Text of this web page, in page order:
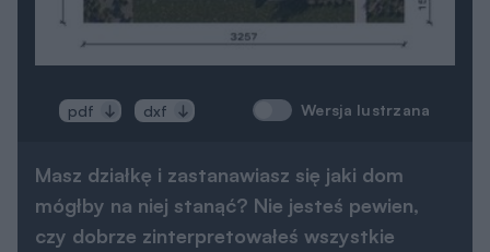
pdf dxf Wersja lustrzana
Masz działkę i zastanawiasz się jaki dom
mógłby na niej stanąć? Nie jesteś pewien,
czy dobrze zinterpretowałeś wszystkie